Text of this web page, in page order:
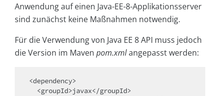
Anwendung auf einen Java-EE-8-Applikationsserver
sind zunächst keine Maßnahmen notwendig.
Für die Verwendung von Java EE 8 API muss jedoch
die Version im Maven pom.xmlangepasst werden:
<dependency>